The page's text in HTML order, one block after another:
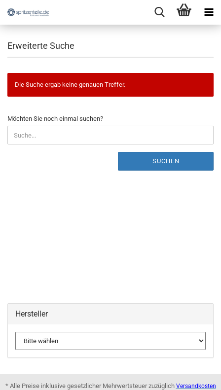
Erweiterte Suche
Die Suche ergab keine genauen Treffer.
MÖCHTEN
SIE
NOCH
EINMAL
Möchten Sie noch einmal suchen?
SUCHEN
Hersteller
* Alle Preise inklusive gesetzlicher Mehrwertsteuer zuzüglich Versandkosten